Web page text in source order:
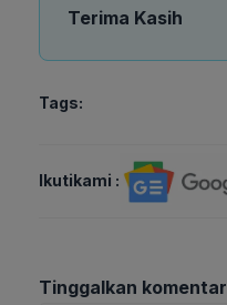
Terima Kasih
Tags:
Ikutikami :
Tinggalkan komentar